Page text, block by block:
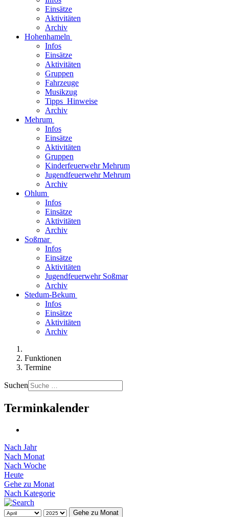
Einsätze
Aktivitäten
Archiv
Hohenhameln
Infos
Einsätze
Aktivitäten
Gruppen
Fahrzeuge
Musikzug
Tipps_Hinweise
Archiv
Mehrum
Infos
Einsätze
Aktivitäten
Gruppen
Kinderfeuerwehr Mehrum
Jugendfeuerwehr Mehrum
Archiv
Ohlum
Infos
Einsätze
Aktivitäten
Archiv
Soßmar
Infos
Einsätze
Aktivitäten
Jugendfeuerwehr Soßmar
Archiv
Stedum-Bekum
Infos
Einsätze
Aktivitäten
Archiv
Funktionen
Termine
Suchen
Terminkalender
Nach Jahr
Nach Monat
Nach Woche
Heute
Gehe zu Monat
Nach Kategorie
Gehe zu Monat